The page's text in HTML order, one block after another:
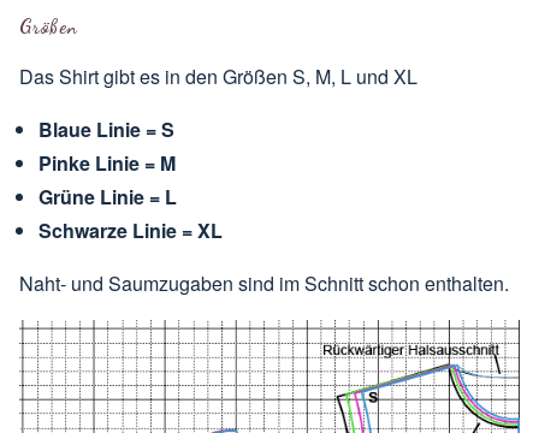
Größen
Das Shirt gibt es in den Größen S, M, L und XL
Blaue Linie = S
Pinke Linie = M
Grüne Linie = L
Schwarze Linie = XL
Naht- und Saumzugaben sind im Schnitt schon enthalten.